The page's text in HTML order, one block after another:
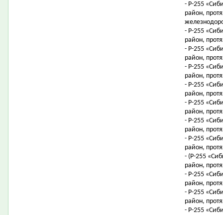
- Р-255
район,
- Р-255
район,
- Р-255
район,
- Р-255
район,
- Р-255
район,
- Р-255
район,
- Р-255
район,
- Р-255
район,
- (Р-255
район,
- Р-255
район,
- Р-255
район,
- Р-255